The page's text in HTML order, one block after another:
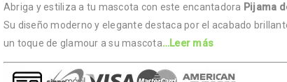
Abriga y estiliza a tu mascota con este encantadora Pijama
Su diseño moderno y elegante destaca por el acabado
un toque de glamour a su mascota…Leer más